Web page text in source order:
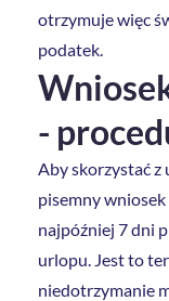
otrzymuje więc
podatek.
-
Aby skorzystać z
pisemny
najpóźniej 7 dni
urlopu. Jest to
niedotrzymanie